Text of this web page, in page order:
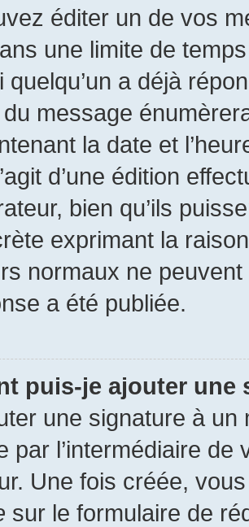
éditer un de vos
une limite de
quelqu’un a déjà
message
la date et
d’une édition
bien qu’ils
exprimant la
normaux ne
a été publiée.
puis-je ajouter une
une signature à un
par l’intermédiaire
Une fois créée,
sur le formulaire de